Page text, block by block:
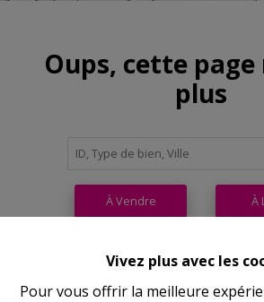
Vivez plus avec les
Pour vous offrir la meilleure
Oups, cette
plus
À Vendre À